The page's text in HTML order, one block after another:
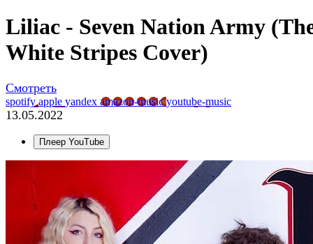
Liliac - Seven Nation Army
White Stripes Cover)
Смотреть
spotifyapple yandex amazon-musicyoutube-music
13.05.2022
Плеер YouTube